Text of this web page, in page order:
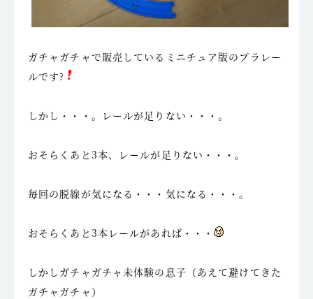
ガチャガチャで販売しているミニチュア版のプラレー
ルです?
しかし・・・。レールが足りない・・・。
おそらくあと3本、レールが足りない・・・。
毎回の脱線が気になる・・・気になる・・・。
おそらくあと3本レールがあれば・・・
しかしガチャガチャ未体験の息子（あえて避けてきた
ガチャガチャ）